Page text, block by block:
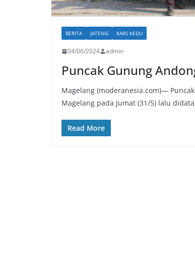
BERITA JATENG KARS KEDU
04/06/2024 admin
Puncak Gunung
Magelang (moderanesia.com)—
Magelang pada Jumat (31/5) lalu
Read More